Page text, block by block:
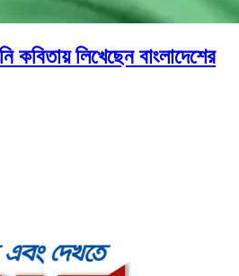
কবিতায় লিখেছেন বাংলাদেশের